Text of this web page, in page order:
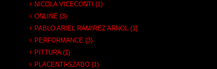
NICOLA VICECONTI (1)
ONLINE (3)
PABLO ARIEL RAMIREZ ARNOL (1)
PERFORMANCE (3)
PITTURA (1)
PLACENTI•SZABO (1)